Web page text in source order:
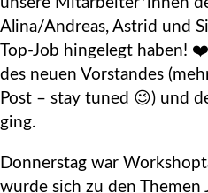
Alina/Andreas, Astrid und
Top-Job hingelegt haben!
des neuen Vorstandes
Post – stay tuned 😉) und
ging.
Donnerstag war
wurde sich zu den